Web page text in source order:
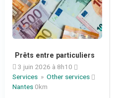
Prêts entre particuliers
3 juin 2026 à 8h10
Services » Other services
Nantes 0km